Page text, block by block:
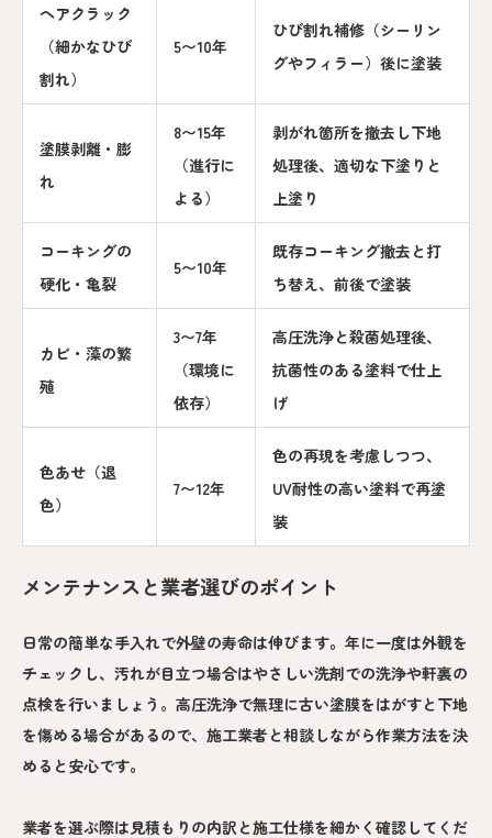
ヘアクラック
（細かなひび
割れ）
5〜10年
ひび割れ補修（シーリン
グやフィラー）後に塗装
塗膜剥離・膨
れ
8〜15年
（進行に
よる）
剥がれ箇所を撤去し下地
処理後、適切な下塗りと
上塗り
コーキングの
硬化・亀裂
5〜10年
既存コーキング撤去と打
ち替え、前後で塗装
カビ・藻の繁
殖
3〜7年
（環境に
依存）
高圧洗浄と殺菌処理後、
抗菌性のある塗料で仕上
げ
色あせ（退
色）
7〜12年
色の再現を考慮しつつ、
UV耐性の高い塗料で再塗
装
メンテナンスと業者選びのポイント
日常の簡単な手入れで外壁の寿命は伸びます。年に一度は外観を
チェックし、汚れが目立つ場合はやさしい洗剤での洗浄や軒裏の
点検を行いましょう。高圧洗浄で無理に古い塗膜をはがすと下地
を傷める場合があるので、施工業者と相談しながら作業方法を決
めると安心です。
業者を選ぶ際は見積もりの内訳と施工仕様を細かく確認してくだ